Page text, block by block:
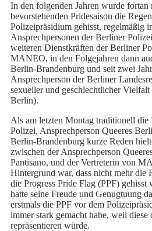
In den folgenden Jahren wurde fortan
bevorstehenden Pridesaison die
Polizeipräsidium gehisst, regelmäßig
Ansprechpersonen der Berliner
weiteren Dienstkräften der Berliner
MANEO, in den Folgejahren dann
Berlin-Brandenburg und seit zwei
Ansprechperson der Berliner
sexueller und geschlechtlicher
Berlin).
Als am letzten Montag traditionell die
Polizei, Ansprechperson Queeres
Berlin-Brandenburg kurze Reden
zwischen der Ansprechperson
Pantisano, und der Vertreterin von
Hintergrund war, dass nicht mehr die
die Progress Pride Flag (PPF)
hatte seine Freude und Genugtuung
erstmals die PPF vor dem
immer stark gemacht habe, weil
repräsentieren würde.